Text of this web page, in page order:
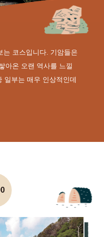
는 코스입니다. 기암들은
아온 오랜 역사를 느낄
일부는 매우 인상적인데